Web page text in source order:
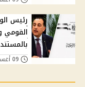
رئيس
القومي